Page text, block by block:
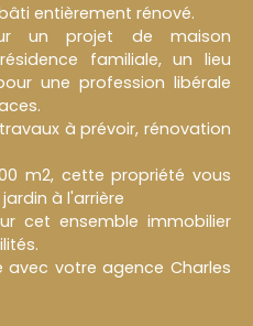
entièrement rénové.
un projet de maison
familiale, un lieu
une profession libérale
à prévoir, rénovation
m2, cette propriété vous
à l'arrière
cet ensemble immobilier
avec votre agence Charles